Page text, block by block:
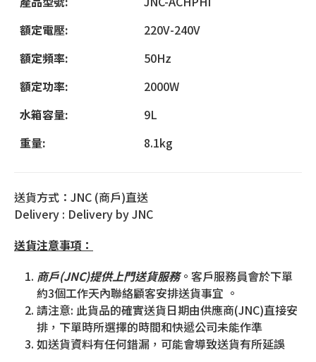
額定電壓:
220V-240V
額定頻率:
50Hz
額定功率:
2000W
水箱容量:
9L
重量:
8.1kg
送貨方式：JNC (商戶)直送
Delivery : Delivery by JNC
送貨注意事項：
商戶(JNC)提供上門送貨服務。客戶服務員會於下單
約3個工作天內聯絡顧客安排送貨事宜 。
請注意: 此貨品的確實送貨日期由供應商(JNC)直接安
排，下單時所選擇的時間和快遞公司未能作準
如送貨資料有任何錯漏，可能會導致送貨有所延誤